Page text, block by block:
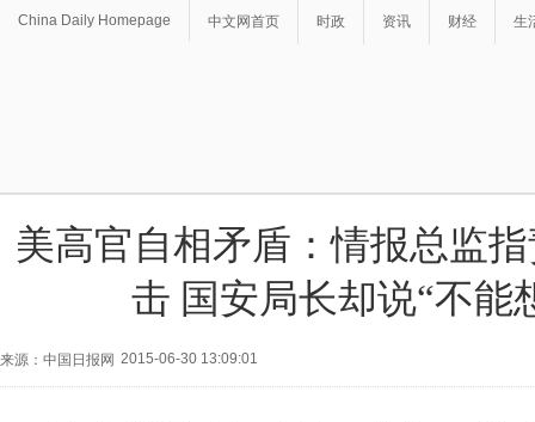
China Daily Homepage 中文网首页 时政 资讯 财经 生
美高官自相矛盾：情报总监
击 国安局长却说“不能
来源：中国日报网 2015-06-30 13:09:01